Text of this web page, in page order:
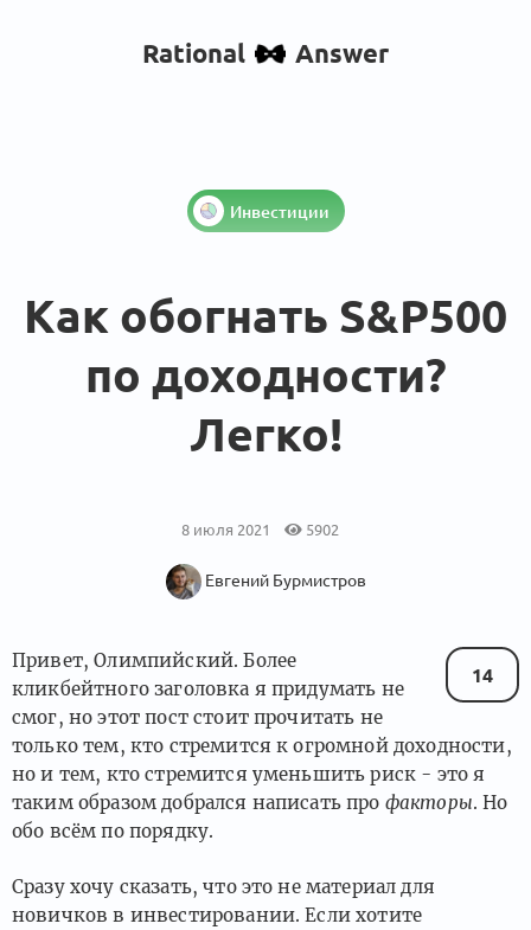
Rational Answer
Инвестиции
Как обогнать S&P500
по доходности?
Легко!
8 июля 2021 5902
Евгений Бурмистров
14
Привет, Олимпийский. Более
кликбейтного заголовка я придумать не
смог, но этот пост стоит прочитать не
только тем, кто стремится к огромной доходности,
но и тем, кто стремится уменьшить риск - это я
таким образом добрался написать про факторы. Но
обо всём по порядку.
Сразу хочу сказать, что это не материал для
новичков в инвестировании. Если хотите